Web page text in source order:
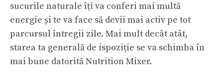
sucurile naturale îți va conferi mai multă
energie și te va face să devii mai activ pe tot
parcursul întregii zile. Mai mult decât atât,
starea ta generală de ispoziție se va schimba în
mai bune datorită Nutrition Mixer.